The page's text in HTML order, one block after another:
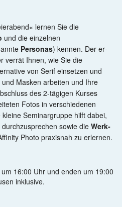
lernen Sie die
und die einzelnen
Personas) kennen. Der er­
verrät Ihnen, wie Sie die
von Serif einsetzen und
Masken arbeiten und Ihre
des 2-tägigen Kurses
Fotos in verschiedenen
Seminar­gruppe hilft dabei,
sowie die Werk­
Photo praxisnah zu erlernen.
16:00 Uhr und enden um 19:00
inklusive.